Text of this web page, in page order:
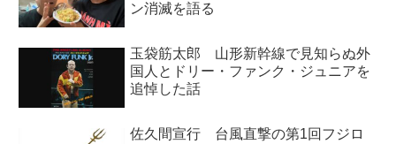
ン消滅を語る
玉袋筋太郎 山形新幹線で見知らぬ外
国人とドリー・ファンク・ジュニアを
追悼した話
佐久間宣行 台風直撃の第1回フジロ